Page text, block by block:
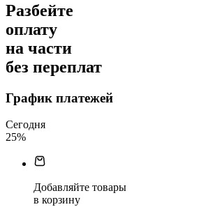
Разбейте
оплату
на части
без переплат
График платежей
Сегодня
25%
Добавляйте товары
в корзину